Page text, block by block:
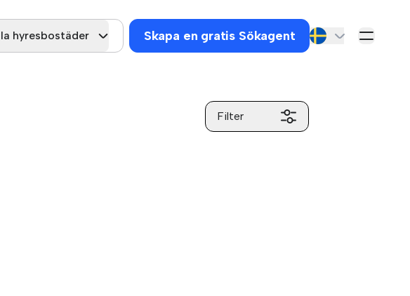
hyresbostäder Skapa en gratis Sökagent
Filter